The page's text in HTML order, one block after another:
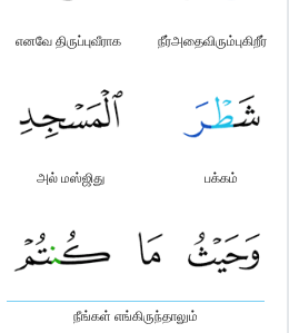
நீர்அதைவிரும்புகிறீர்
எனவே திருப்புவீராக
பக்கம்
அல் மஸ்ஜிது
நீங்கள் எங்கிருந்தாலும்